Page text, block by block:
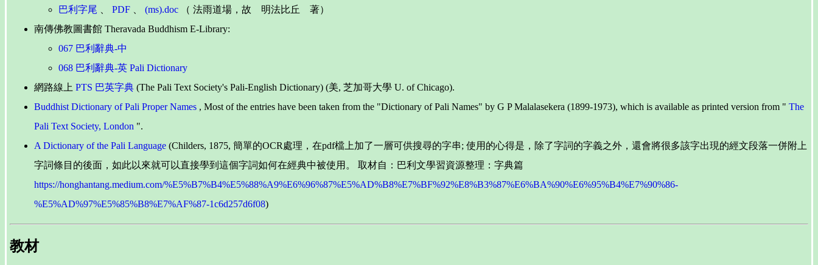
巴利字尾
PDF (ms).doc （ 法雨道場，故 明法比丘 著）
南傳佛教圖書館 Theravada Buddhism E-Library:
067 巴利辭典-中
068 巴利辭典-英 Pali Dictionary
網路線上 PTS 巴英字典 (The Pali Text Society's Pali-English Dictionary) (美, 芝加哥大學 U. of Chicago).
Buddhist Dictionary of Pali Proper Names , Most of the entries have been taken from the "Dictionary of Pali Names" by G P Malalasekera (1899-1973), which is available as printed version from " The
Pali Text Society, London ".
A Dictionary of the Pali Language (Childers, 1875, 簡單的OCR處理，在pdf檔上加了一層可供搜尋的字串; 使用的心得是，除了字詞的字義之外，還會將很多該字出現的經文段落一併附上
字詞條目的後面，如此以來就可以直接學到這個字詞如何在經典中被使用。 取材自：巴利文學習資源整理：字典篇
https://honghantang.medium.com/%E5%B7%B4%E5%88%A9%E6%96%87%E5%AD%B8%E7%BF%92%E8%B3%87%E6%BA%90%E6%95%B4%E7%90%86-
%E5%AD%97%E5%85%B8%E7%AF%87-1c6d257d6f08)
教材